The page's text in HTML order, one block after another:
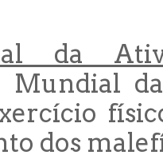
da
Mundial
dos